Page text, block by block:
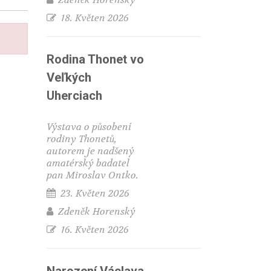
18. Květen 2026
Rodina Thonet vo
Veľkých
Uherciach
Výstava o působení
rodiny Thonetů,
autorem je nadšený
amatérský badatel
pan Miroslav Ontko.
23. Květen 2026
Zdeněk Horenský
16. Květen 2026